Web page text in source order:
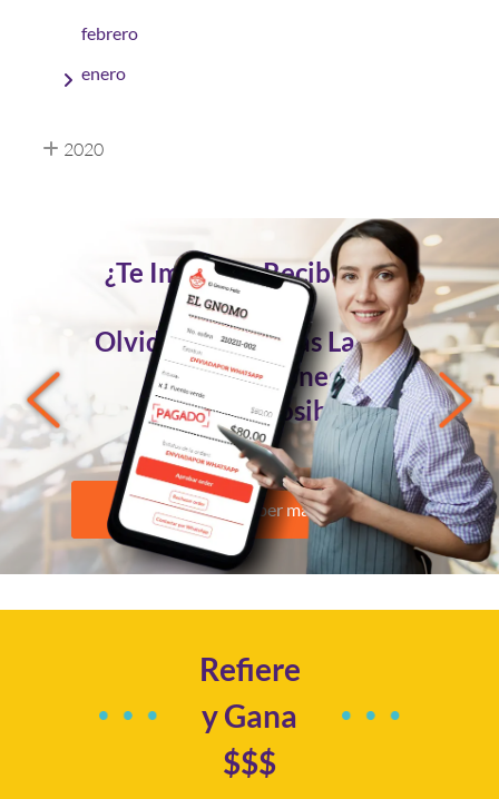
febrero
enero
2020
¿Te Imaginas Recibir Tus
Pedidos
Olvidándote de las Largas
Conversaciones?
Ahora es Posible
Quiero saber más
Refiere
y Gana
$$$